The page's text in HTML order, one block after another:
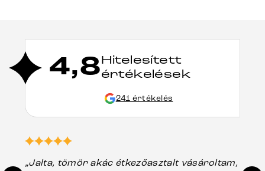
4,8Hitelesített
értékelések
241 értékelés
„Jalta, tömör akác étkezőasztalt vásároltam,